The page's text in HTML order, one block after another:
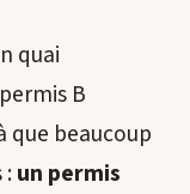
quai
B
que beaucoup
:un permis